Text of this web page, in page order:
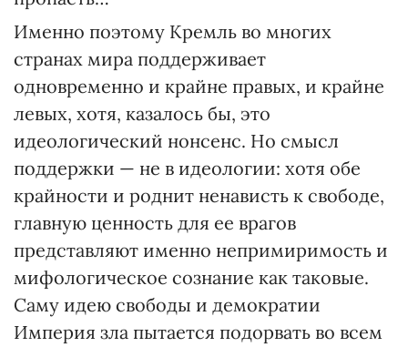
Именно поэтому Кремль во многих
странах мира поддерживает
одновременно и крайне правых, и крайне
левых, хотя, казалось бы, это
идеологический нонсенс. Но смысл
поддержки — не в идеологии: хотя обе
крайности и роднит ненависть к свободе,
главную ценность для ее врагов
представляют именно непримиримость и
мифологическое сознание как таковые.
Саму идею свободы и демократии
Империя зла пытается подорвать во всем